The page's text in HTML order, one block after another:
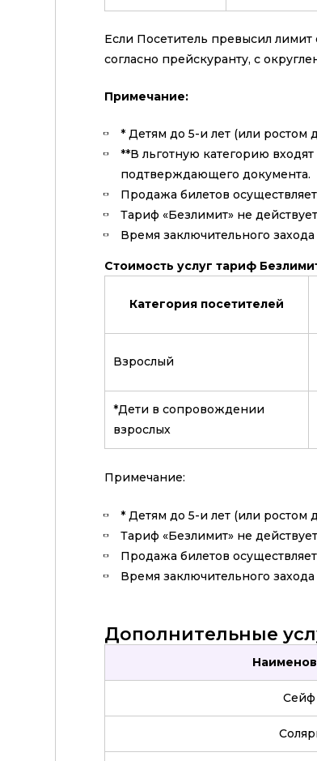
Если Посетитель превысил
согласно прейскуранту, с
Примечание:
* Детям до 5-и лет (или ростом
**В льготную категорию
подтверждающего документа.
Продажа билетов
Тариф «Безлимит» не
Время
Стоимость услуг тариф
Категория посетителей
Взрослый
*Дети в сопровождении
взрослых
Примечание:
* Детям до 5-и лет (или ростом
Тариф «Безлимит» не
Продажа билетов
Время заключительного захода
Дополнительные
Сейф